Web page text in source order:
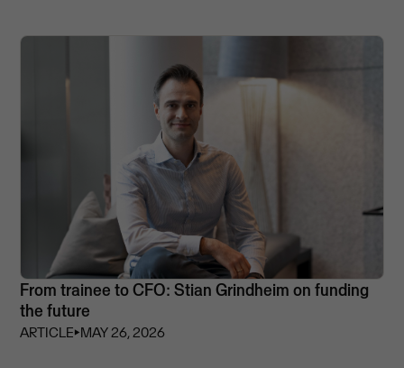
From trainee to CFO: Stian Grindheim on funding
the future
ARTICLE⏵MAY 26, 2026